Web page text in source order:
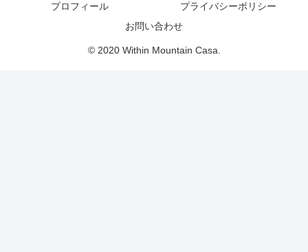
プロフィール
プライバシーポリシー
お問い合わせ
© 2020 Within Mountain Casa.